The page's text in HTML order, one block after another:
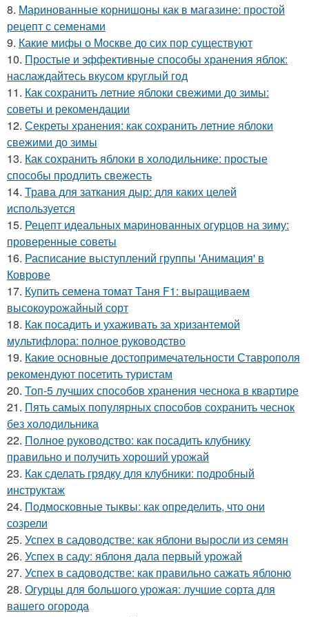
8. Маринованные корнишоны как в магазине: простой
рецепт с семенами
9. Какие мифы о Москве до сих пор существуют
10. Простые и эффективные способы хранения яблок:
наслаждайтесь вкусом круглый год
11. Как сохранить летние яблоки свежими до зимы:
советы и рекомендации
12. Секреты хранения: как сохранить летние яблоки
свежими до зимы
13. Как сохранить яблоки в холодильнике: простые
способы продлить свежесть
14. Трава для заткания дыр: для каких целей
используется
15. Рецепт идеальных маринованных огурцов на зиму:
проверенные советы
16. Расписание выступлений группы 'Анимация' в
Коврове
17. Купить семена томат Таня F1: выращиваем
высокоурожайный сорт
18. Как посадить и ухаживать за хризантемой
мультифлора: полное руководство
19. Какие основные достопримечательности Ставрополя
рекомендуют посетить туристам
20. Топ-5 лучших способов хранения чеснока в квартире
21. Пять самых популярных способов сохранить чеснок
без холодильника
22. Полное руководство: как посадить клубнику
правильно и получить хороший урожай
23. Как сделать грядку для клубники: подробный
инструктаж
24. Подмосковные тыквы: как определить, что они
созрели
25. Успех в садоводстве: как яблони выросли из семян
26. Успех в саду: яблоня дала первый урожай
27. Успех в садоводстве: как правильно сажать яблоню
28. Огурцы для большого урожая: лучшие сорта для
вашего огорода